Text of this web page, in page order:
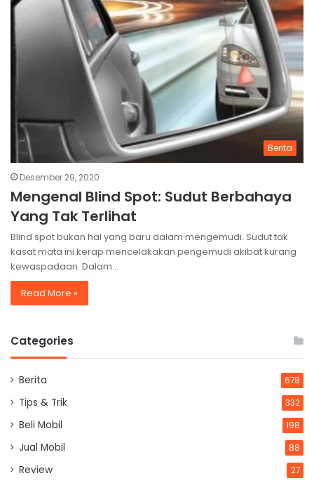
Berita
Desember 29, 2020
Mengenal Blind Spot: Sudut Berbahaya
Yang Tak Terlihat
Blind spot bukan hal yang baru dalam mengemudi. Sudut tak
kasat mata ini kerap mencelakakan pengemudi akibat kurang
kewaspadaan. Dalam…
Read More »
Categories
Berita 678
Tips & Trik 332
Beli Mobil 198
Jual Mobil 88
Review 27